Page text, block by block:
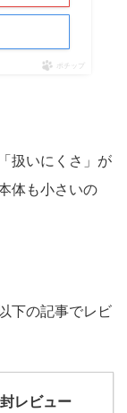
ポチップ
扱いにくさ」が
体も小さいの
下の記事でレビ
レビュー